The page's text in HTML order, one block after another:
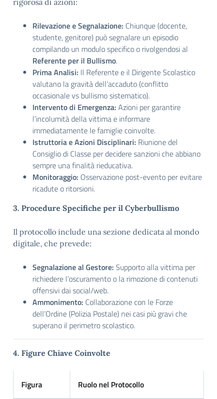
rigorosa di azioni:
Rilevazione e Segnalazione: Chiunque (docente,
studente, genitore) può segnalare un episodio
compilando un modulo specifico o rivolgendosi al
Referente per il Bullismo.
Prima Analisi: Il Referente e il Dirigente Scolastico
valutano la gravità dell’accaduto (conflitto
occasionale vs bullismo sistematico).
Intervento di Emergenza: Azioni per garantire
l’incolumità della vittima e informare
immediatamente le famiglie coinvolte.
Istruttoria e Azioni Disciplinari: Riunione del
Consiglio di Classe per decidere sanzioni che abbiano
sempre una finalità rieducativa.
Monitoraggio: Osservazione post-evento per evitare
ricadute o ritorsioni.
3. Procedure Specifiche per il Cyberbullismo
Il protocollo include una sezione dedicata al mondo
digitale, che prevede:
Segnalazione al Gestore: Supporto alla vittima per
richiedere l’oscuramento o la rimozione di contenuti
offensivi dai social/web.
Ammonimento: Collaborazione con le Forze
dell’Ordine (Polizia Postale) nei casi più gravi che
superano il perimetro scolastico.
4. Figure Chiave Coinvolte
Figura Ruolo nel Protocollo